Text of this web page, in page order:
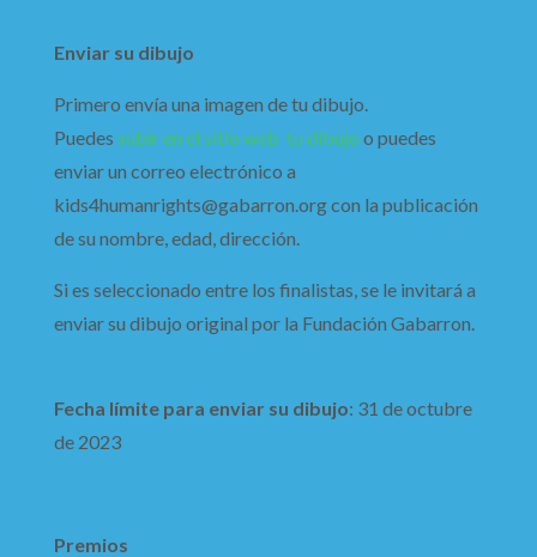
Enviar su dibujo
Primero envía una imagen de tu dibujo.
Puedes subir en el sitio web tu dibujo o puedes
enviar un correo electrónico a
kids4humanrights@gabarron.org con la publicación
de su nombre, edad, dirección.
Si es seleccionado entre los finalistas, se le invitará a
enviar su dibujo original por la Fundación Gabarron.
Fecha límite para enviar su dibujo: 31 de octubre
de 2023
Premios